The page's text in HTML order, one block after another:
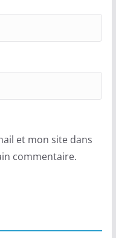
et mon site dans
commentaire.